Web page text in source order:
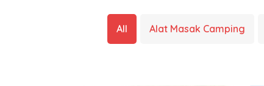
All Alat Masak Camping